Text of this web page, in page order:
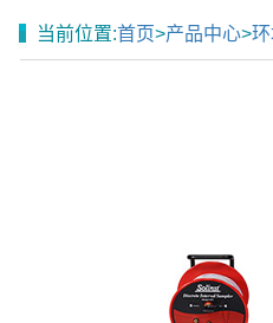
当前位置:首页>产品中心>